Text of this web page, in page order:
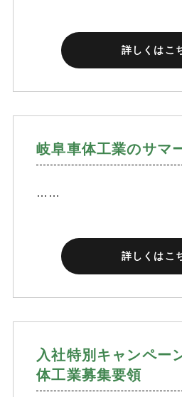
詳しくはこ
岐阜車体工業のサマ
……
詳しくはこ
入社特別キャンペ
体工業募集要領